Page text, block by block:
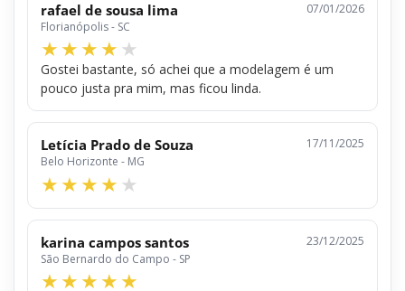
rafael de sousa lima
Florianópolis - SC
07/01/2026
Gostei bastante, só achei que a modelagem é um
pouco justa pra mim, mas ficou linda.
Letícia Prado de Souza
Belo Horizonte - MG
17/11/2025
karina campos santos
São Bernardo do Campo - SP
23/12/2025